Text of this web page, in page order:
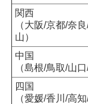
関西
（大阪/京都/奈
山）
中国
（島根/鳥取/山
四国
（愛媛/香川/高知